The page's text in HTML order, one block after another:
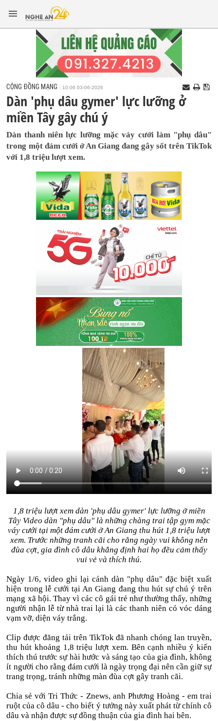
CỘNG ĐỒNG MẠNG 10:06 03-06-2026
Dàn 'phụ dâu gymer' lực lưỡng ở
miền Tây gây chú ý
Dàn thanh niên lực lưỡng mặc váy cưới làm "phụ dâu"
trong một đám cưới ở An Giang đang gây sốt trên TikTok
với 1,8 triệu lượt xem.
1,8 triệu lượt xem dàn 'phụ dâu gymer' lực lưỡng ở miền
Tây Video dàn "phụ dâu" là những chàng trai tập gym mặc
váy cưới tại một đám cưới ở An Giang thu hút 1,8 triệu lượt
xem. Trước những tranh cãi cho rằng ngày vui không nên
đùa cợt, gia đình cô dâu khẳng định hai họ đều cảm thấy
vui vẻ và thích thú.
Ngày 1/6, video ghi lại cảnh dàn "phụ dâu" đặc biệt xuất
hiện trong lễ cưới tại An Giang đang thu hút sự chú ý trên
mạng xã hội. Thay vì các cô gái trẻ như thường thấy, những
người nhận lễ từ nhà trai lại là các thanh niên có vóc dáng
vạm vỡ, diện váy trắng.
Clip được đăng tải trên TikTok đã nhanh chóng lan truyền,
thu hút khoảng 1,8 triệu lượt xem. Bên cạnh nhiều ý kiến
thích thú trước sự hài hước và sáng tạo của gia đình, không
ít người cho rằng đám cưới là ngày trọng đại nên cần giữ sự
trang trọng, tránh những màn đùa cợt gây tranh cãi.
Chia sẻ với Tri Thức - Znews, anh Phương Hoàng - em trai
ruột của cô dâu - cho biết ý tưởng này xuất phát từ chính cô
dâu và nhận được sự đồng thuận của gia đình hai bên.